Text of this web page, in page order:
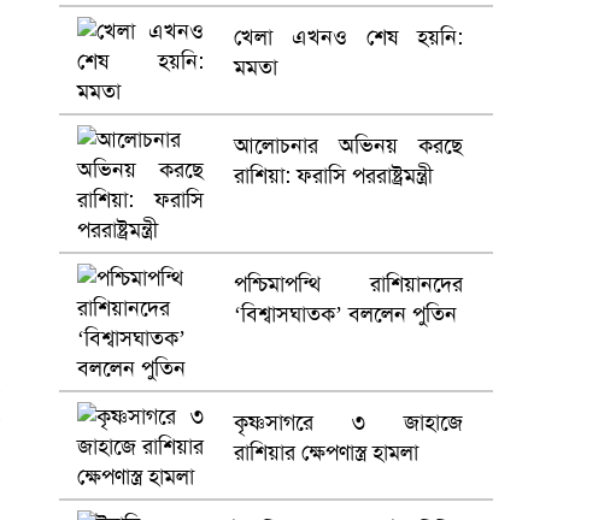
ভারতে ভয়াবহ সড়ক দুর্ঘটনা,
নিহত ১৫
হলিউডে নতুন প্রেমের গুঞ্জন
খেলা এখনও শেষ হয়নি:
মমতা
আলোচনার অভিনয় করছে
রাশিয়া: ফরাসি পররাষ্ট্রমন্ত্রী
পশ্চিমাপন্থি রাশিয়ানদের
‘বিশ্বাসঘাতক’ বললেন পুতিন
কৃষ্ণসাগরে ৩ জাহাজে
রাশিয়ার ক্ষেপণাস্ত্র হামলা